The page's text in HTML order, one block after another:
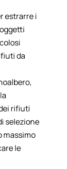
estrarre i
da
rifiuti
selezione
massimo
le